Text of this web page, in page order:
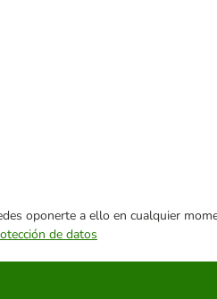
oponerte a ello en cualquier
de datos